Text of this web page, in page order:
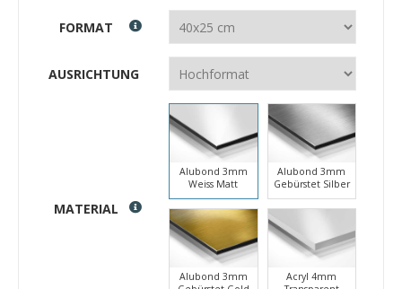
FORMAT
AUSRICHTUNG
MATERIAL
Alubond 3mm
Weiss Matt
Alubond 3mm
Gebürstet Silber
Alubond 3mm
Acryl 4mm